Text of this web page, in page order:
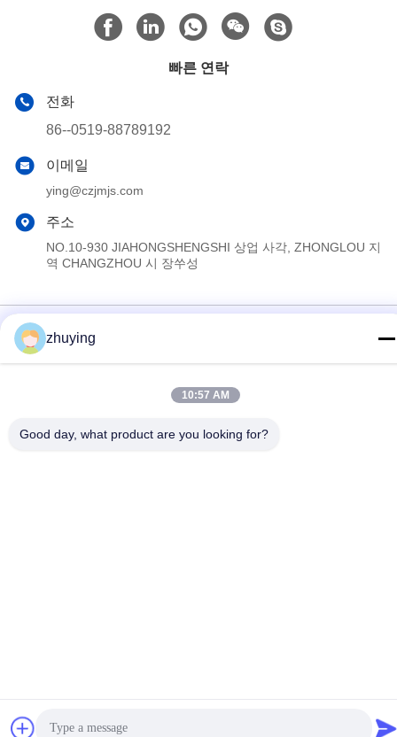
빠른 연락
전화
86--0519-88789192
이메일
ying@czjmjs.com
주소
NO.10-930 JIAHONGSHENGSHI 상업 사각, ZHONGLOU 지
역 CHANGZHOU 시 장쑤성
중국 좋은 품질 큰 냉각기 얼음주머니 공급업체. 저작권 © 2017-
보호
zhuying
10:57 AM
Good day, what product are you looking for?